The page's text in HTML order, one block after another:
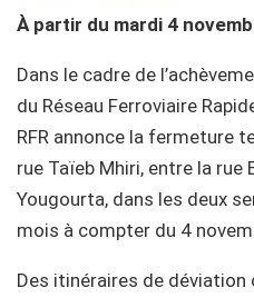
À partir du mardi 4
Dans le cadre de
du Réseau Ferroviaire
RFR annonce la fermeture
rue Taïeb Mhiri, entre la rue
Yougourta, dans les deux
mois à compter du 4
Des itinéraires de déviation